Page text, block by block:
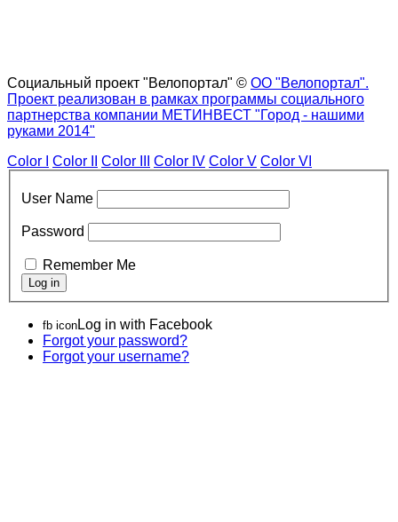
Социальный проект "Велопортал" © ОО "Велопортал".
Проект реализован в рамках программы социального
партнерства компании МЕТИНВЕСТ "Город - нашими
руками 2014"
Color I
Color II Color III Color IV Color V Color VI
User Name
Password
Remember Me
fb iconLog in with Facebook
Forgot your password?
Forgot your username?